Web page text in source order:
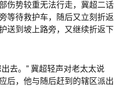
伤势较重无法行走，冀超二话
等待救护车，随后又立刻折返
送到坡上路旁，又继续折返下
去。” 冀超轻声对老太太说
后，他与随后赶到的辖区派出